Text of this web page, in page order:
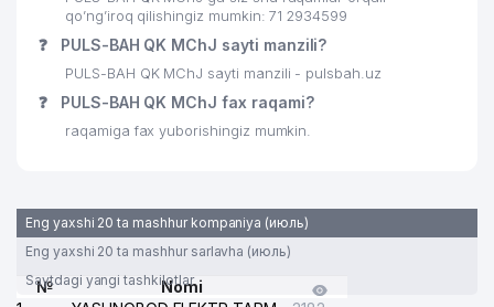
qo’ng’iroq qilishingiz mumkin: 71 2934599
❓ PULS-BAH QK MChJ sayti manzili?
PULS-BAH QK MChJ sayti manzili - pulsbah.uz
❓ PULS-BAH QK MChJ fax raqami?
raqamiga fax yuborishingiz mumkin.
Eng yaxshi 20 ta mashhur kompaniya (июль)
Eng yaxshi 20 ta mashhur sarlavha (июль)
Saytdagi yangi tashkilotlar
№
Nomi